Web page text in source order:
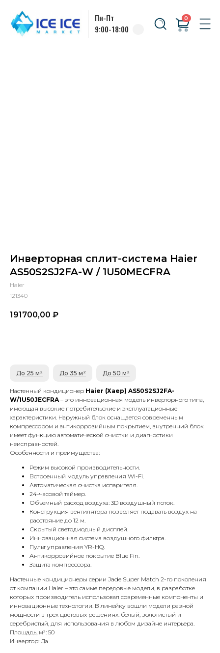
9:00-18:00
Инверторная сплит-система Haier
AS50S2SJ2FA-W / 1U50MECFRA
Haier
121340
191700,00 ₽
До 25 м² До 35 м² До 50 м²
Настенный кондиционер Haier (Хаер) AS50S2SJ2FA-
W/1U50JECFRA– это инновационная модель инверторного типа,
имеющая высокие потребительские и эксплуатационные
характеристики. Наружный блок оснащается современным
компрессором и антикоррозийным покрытием, внутренний блок
имеет функцию автоматической очистки и диагностики
неисправностей.
Особенности и преимущества:
Режим высокой производительности.
Встроенный модуль управления WI-Fi.
Автоматическая очистка испарителя.
24-часовой таймер.
Объемный расход воздуха: 3D воздушный поток.
Конструкция вентилятора позволяет подавать воздух на
расстояние до 12 м.
Скрытый светодиодный дисплей.
Инновационная система воздушного фильтра.
Пульт управления YR-HQ.
Антикоррозийное покрытие Blue Fin.
Защита компрессора.
Настенные кондиционеры серии Jade Super Match 2-го поколения
от компании Haier – это самые передовые модели, в разработке
которых производитель использовал современные компоненты и
инновационные технологии. В линейку вошли модели разной
мощности в трех цветовых решениях: белый, золотистый и
серебристый, для использования в любом дизайне интерьера.
Площадь, м²: 50
Инвертор: Да
Адрес
Г.Москва Волоколамское шоссе,
Пн-вс с 9:00 до 18:00
Телефон
8 495 233-79-79
8 985 233-79-79
КОНТАКТЫ